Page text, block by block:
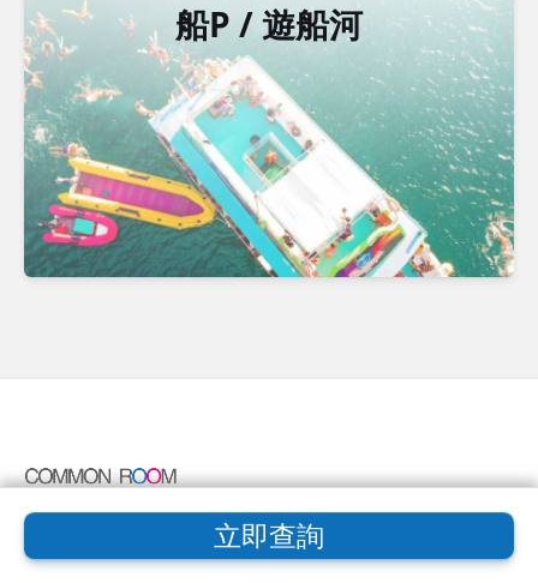
立即查詢
船P / 遊船河
Common Room為香港受歡迎的預約及資訊平台。讓你尋找, 預約及評